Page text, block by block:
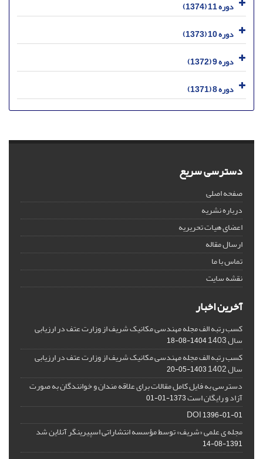
دوره 11 (1374)
دوره 10 (1373)
دوره 9 (1372)
دوره 8 (1371)
دسترسی سریع
صفحه اصلی
درباره نشریه
اعضای هیات تحریریه
ارسال مقاله
تماس با ما
نقشه سایت
آخرین اخبار
کسب رتبه الف مجله مهندسی مکانیک شریف از وزارت عتف در ارزیابی
سال 1403 1404-08-18
کسب رتبه الف مجله مهندسی مکانیک شریف از وزارت عتف در ارزیابی
سال 1402 1403-05-20
دسترسی به فایل کامل مقالات برای علاقه مندان و خوانندگان به صورت
آزاد و رایگان است1373-01-01
DOI1396-01-01
مجله ی علمی «شریف» توسط مؤسسه انتشاراتی اسپیرینگر آنلاین شد
1391-08-14